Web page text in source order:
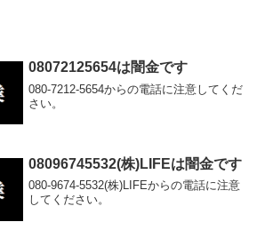
08072125654は闇金です
080-7212-5654からの電話に注意してくだ
さい。
08096745532(株)LIFEは闇金です
080-9674-5532(株)LIFEからの電話に注意
してください。